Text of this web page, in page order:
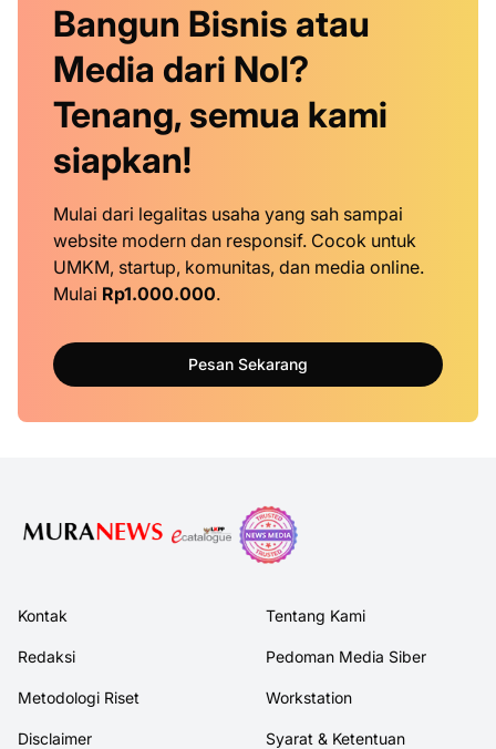
Bangun Bisnis atau
Media dari Nol?
Tenang, semua kami
siapkan!
Mulai dari legalitas usaha yang sah sampai
website modern dan responsif. Cocok untuk
UMKM, startup, komunitas, dan media online.
Mulai Rp1.000.000.
Pesan Sekarang
Kontak Tentang Kami
Redaksi Pedoman Media Siber
Metodologi Riset Workstation
Disclaimer Syarat & Ketentuan